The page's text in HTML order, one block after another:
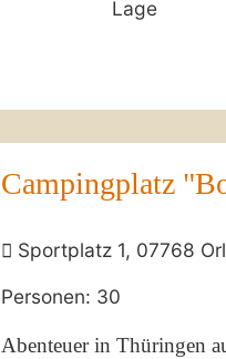
Campingplatz
Sportplatz 1, 07768
Personen: 30
Abenteuer in Thüringen